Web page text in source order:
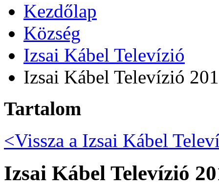
Kezdőlap
Község
Izsai Kábel Televízió
Izsai Kábel Televízió
Tartalom
<Vissza a Izsai Kábel
Izsai Kábel Televízió